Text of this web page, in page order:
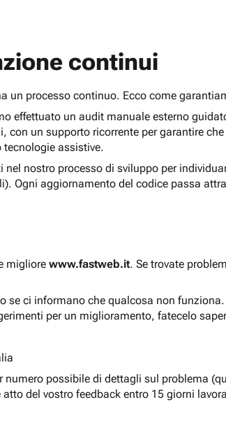
continui
un processo continuo. Ecco come
effettuato un audit manuale esterno
un supporto ricorrente per garantire
assistive.
nostro processo di sviluppo per
Ogni aggiornamento del codice passa
migliore www.fastweb.it. Se trovate
ci informano che qualcosa non
per un miglioramento, fatecelo
possibile di dettagli sul problema
del vostro feedback entro 15 giorni